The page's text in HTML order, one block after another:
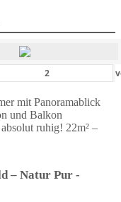
mit Panoramablick
und Balkon
ruhig! 22m² –
– Natur Pur -